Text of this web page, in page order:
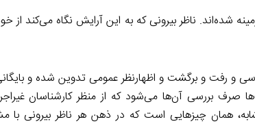
شده‌اند. ناظر بیرونی که به این آرایش نگاه می‌کند از
و رفت و برگشت و اظهارنظر عمومی تدوین شده و
صرف بررسی آن‌ها می‌شود که از منظر کارشناسان
همان چیزهایی است که در ذهن هر ناظر بیرونی با